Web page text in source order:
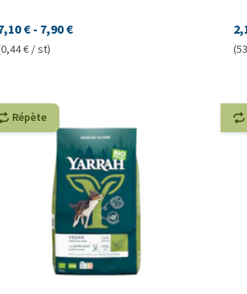
€- 7,90 €
€ / st)
Répète